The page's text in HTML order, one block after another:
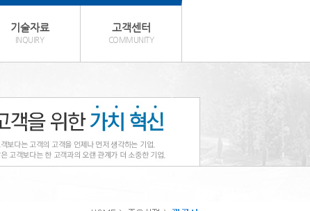
기술자료
INQUIRY
고객센터
COMMUNITY